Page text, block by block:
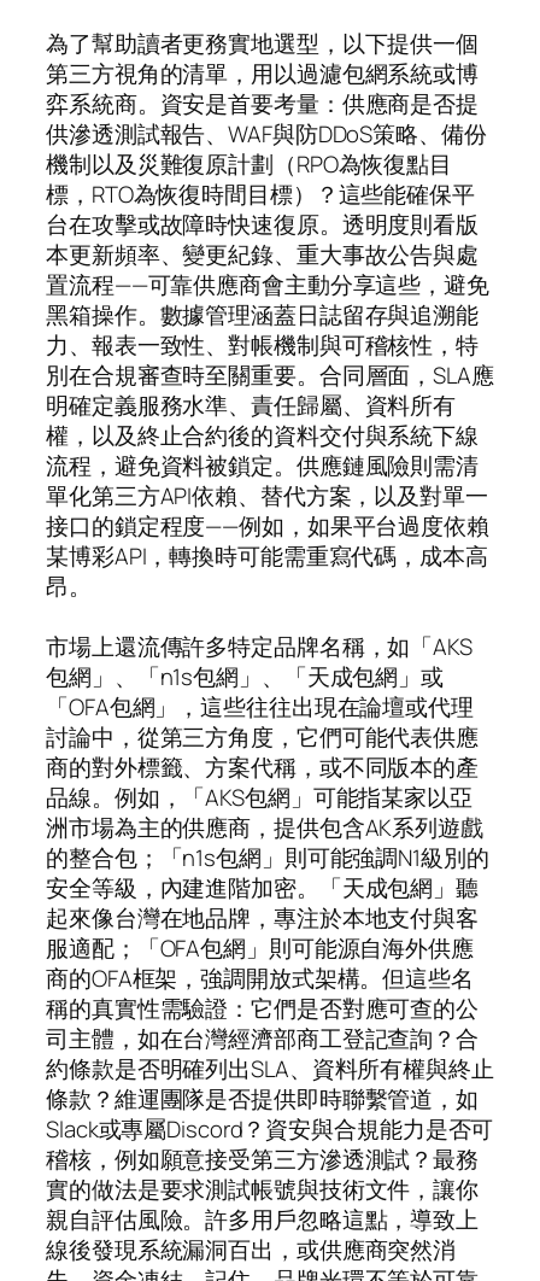
為了幫助讀者更務實地選型，以下提供一個
第三方視角的清單，用以過濾包網系統或博
弈系統商。資安是首要考量：供應商是否提
供滲透測試報告、WAF與防DDoS策略、備份
機制以及災難復原計劃（RPO為恢復點目
標，RTO為恢復時間目標）？這些能確保平
台在攻擊或故障時快速復原。透明度則看版
本更新頻率、變更紀錄、重大事故公告與處
置流程——可靠供應商會主動分享這些，避免
黑箱操作。數據管理涵蓋日誌留存與追溯能
力、報表一致性、對帳機制與可稽核性，特
別在合規審查時至關重要。合同層面，SLA應
明確定義服務水準、責任歸屬、資料所有
權，以及終止合約後的資料交付與系統下線
流程，避免資料被鎖定。供應鏈風險則需清
單化第三方API依賴、替代方案，以及對單一
接口的鎖定程度——例如，如果平台過度依賴
某博彩API，轉換時可能需重寫代碼，成本高
昂。
市場上還流傳許多特定品牌名稱，如「AKS
包網」、「n1s包網」、「天成包網」或
「OFA包網」，這些往往出現在論壇或代理
討論中，從第三方角度，它們可能代表供應
商的對外標籤、方案代稱，或不同版本的產
品線。例如，「AKS包網」可能指某家以亞
洲市場為主的供應商，提供包含AK系列遊戲
的整合包；「n1s包網」則可能強調N1級別的
安全等級，內建進階加密。「天成包網」聽
起來像台灣在地品牌，專注於本地支付與客
服適配；「OFA包網」則可能源自海外供應
商的OFA框架，強調開放式架構。但這些名
稱的真實性需驗證：它們是否對應可查的公
司主體，如在台灣經濟部商工登記查詢？合
約條款是否明確列出SLA、資料所有權與終止
條款？維運團隊是否提供即時聯繫管道，如
Slack或專屬Discord？資安與合規能力是否可
稽核，例如願意接受第三方滲透測試？最務
實的做法是要求測試帳號與技術文件，讓你
親自評估風險。許多用戶忽略這點，導致上
線後發現系統漏洞百出，或供應商突然消